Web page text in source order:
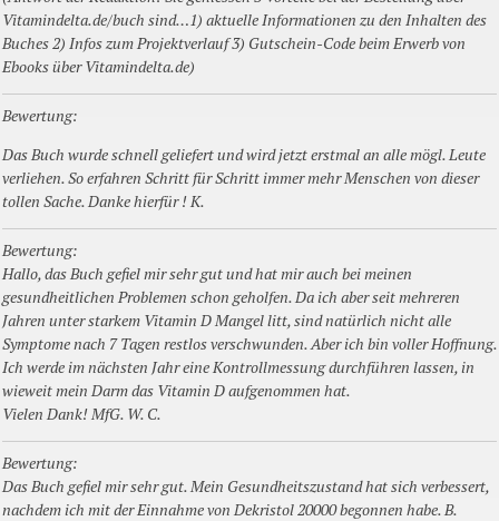
Vitamindelta.de/buch sind…1) aktuelle Informationen zu den Inhalten des
Buches 2) Infos zum Projektverlauf 3) Gutschein-Code beim Erwerb von
Ebooks über Vitamindelta.de)
Bewertung:
Das Buch wurde schnell geliefert und wird jetzt erstmal an alle mögl. Leute
verliehen. So erfahren Schritt für Schritt immer mehr Menschen von dieser
tollen Sache. Danke hierfür ! K.
Bewertung:
Hallo, das Buch gefiel mir sehr gut und hat mir auch bei meinen
gesundheitlichen Problemen schon geholfen. Da ich aber seit mehreren
Jahren unter starkem Vitamin D Mangel litt, sind natürlich nicht alle
Symptome nach 7 Tagen restlos verschwunden. Aber ich bin voller Hoffnung.
Ich werde im nächsten Jahr eine Kontrollmessung durchführen lassen, in
wieweit mein Darm das Vitamin D aufgenommen hat.
Vielen Dank! MfG. W. C.
Bewertung:
Das Buch gefiel mir sehr gut. Mein Gesundheitszustand hat sich verbessert,
nachdem ich mit der Einnahme von Dekristol 20000 begonnen habe. B.